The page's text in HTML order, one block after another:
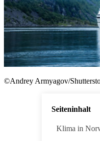
©Andrey Armyagov/
Seiteninhalt
Klima in